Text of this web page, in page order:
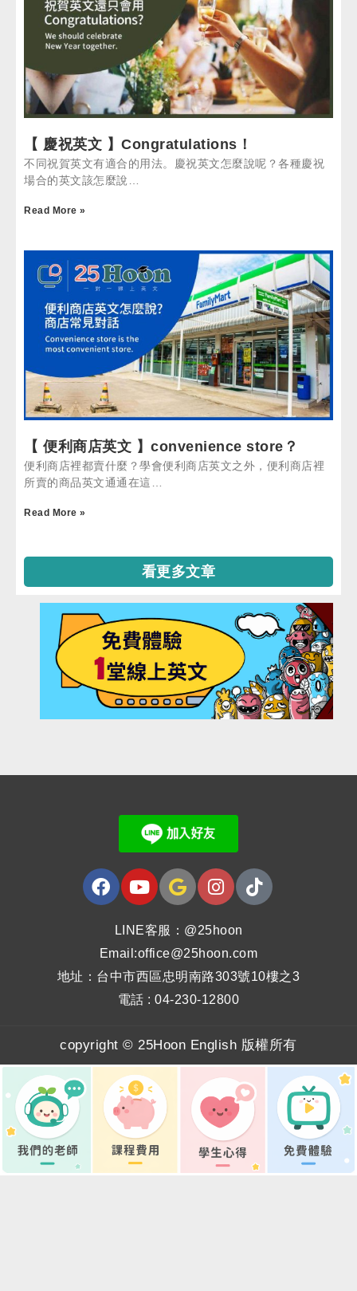
【 慶祝英文 】Congratulations！
不同祝賀英文有適合的用法。慶祝英文怎麼說呢？各種慶祝
場合的英文該怎麼說…
Read More »
【 便利商店英文 】convenience store？
便利商店裡都賣什麼？學會便利商店英文之外，便利商店裡
所賣的商品英文通通在這…
Read More »
看更多文章
LINE客服：@25hoon
Email:office@25hoon.com
地址：台中市西區忠明南路303號10樓之3
電話 : 04-230-12800
copyright © 25Hoon English 版權所有